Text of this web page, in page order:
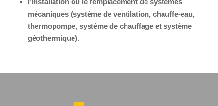
l’installation ou le remplacement de systèmes
mécaniques (système de ventilation, chauffe-eau,
thermopompe, système de chauffage et système
géothermique).